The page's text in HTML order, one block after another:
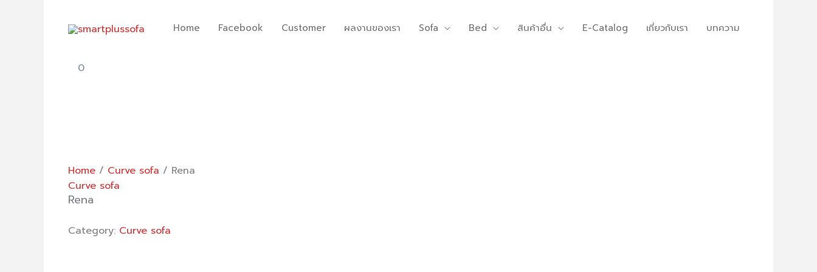
Home Facebook Customer ผลงานของเรา Sofa Bed สินค้าอื่น E-Catalog เกี่ยวกับเรา บทความ
0
Home / Curve sofa / Rena
Curve sofa
Rena
Category: Curve sofa